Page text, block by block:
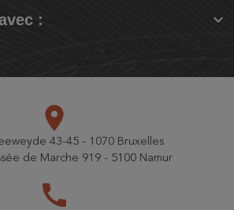
: 
place
43-45 - 1070 Bruxelles
de Marche 919 - 5100 Namur
call